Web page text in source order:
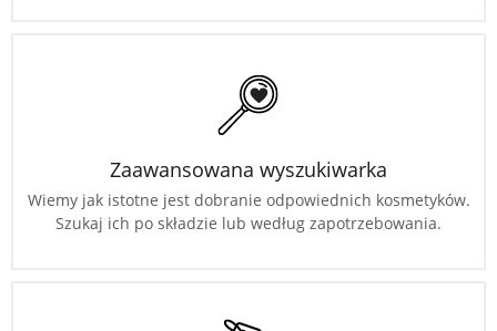
Zaawansowana wyszukiwarka
Wiemy jak istotne jest dobranie odpowiednich kosmetyków.
Szukaj ich po składzie lub według zapotrzebowania.